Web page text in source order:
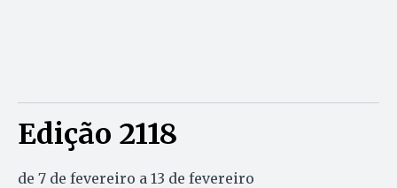
Edição 2118
de 7 de fevereiro a 13 de fevereiro